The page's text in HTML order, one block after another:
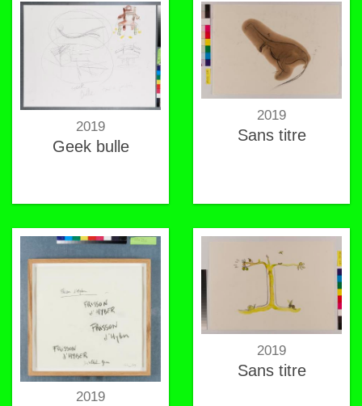
2019
Geek bulle
2019
Sans titre
2019
2019
Sans titre